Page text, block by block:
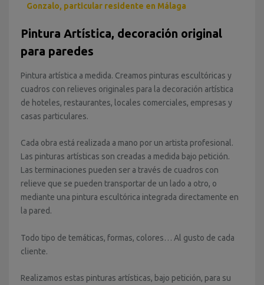
Gonzalo, particular residente en Málaga
Pintura Artística, decoración original
para paredes
Pintura artística a medida. Creamos pinturas escultóricas y
cuadros con relieves originales para la decoración artística
de hoteles, restaurantes, locales comerciales, empresas y
casas particulares.
Cada obra está realizada a mano por un artista profesional.
Las pinturas artísticas son creadas a medida bajo petición.
Las terminaciones pueden ser a través de cuadros con
relieve que se pueden transportar de un lado a otro, o
mediante una pintura escultórica integrada directamente en
la pared.
Todo tipo de temáticas, formas, colores… Al gusto de cada
cliente.
Realizamos estas pinturas artísticas, bajo petición, para su